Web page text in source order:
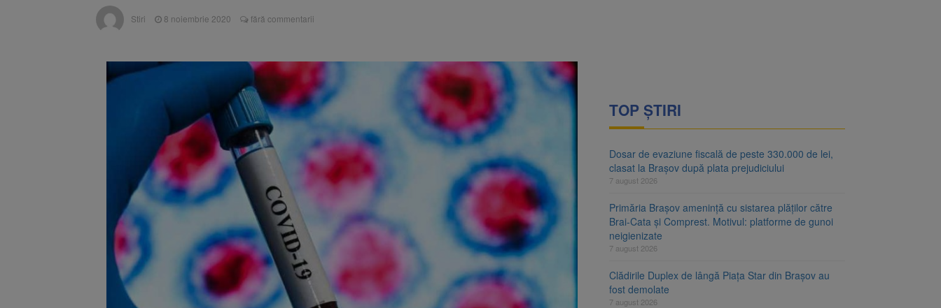
Stiri 8 noiembrie 2020 fără commentarii
TOP ȘTIRI
Dosar de evaziune fiscală de peste 330.000 de lei,
clasat la Brașov după plata prejudiciului
7 august 2026
Primăria Brașov amenință cu sistarea plăților către
Brai-Cata și Comprest. Motivul: platforme de gunoi
neigienizate
7 august 2026
Clădirile Duplex de lângă Piața Star din Brașov au
fost demolate
7 august 2026